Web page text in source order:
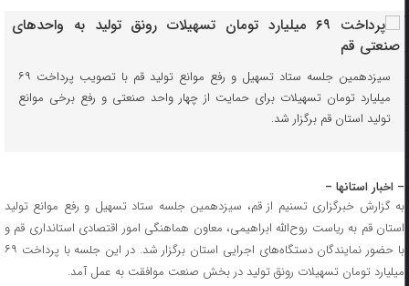
سیزدهمین جلسه ستاد تسهیل و رفع موانع تولید قم با تصویب پرداخت ۶۹
میلیارد تومان تسهیلات برای حمایت از چهار واحد صنعتی و رفع برخی موانع
تولید استان قم برگزار شد.
– اخبار استانها –
به گزارش خبرگزاری تسنیم از قم، سیزدهمین جلسه ستاد تسهیل و رفع موانع تولید
استان قم به ریاست روح‌الله ابراهیمی، معاون هماهنگی امور اقتصادی استانداری قم و
با حضور نمایندگان دستگاه‌های اجرایی استان برگزار شد. در این جلسه با پرداخت ۶۹
میلیارد تومان تسهیلات رونق تولید در بخش صنعت موافقت به عمل آمد.